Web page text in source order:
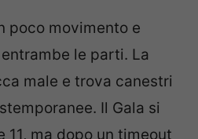
poco movimento e
le parti. La
male e trova canestri
Il Gala si
11, ma dopo un timeout